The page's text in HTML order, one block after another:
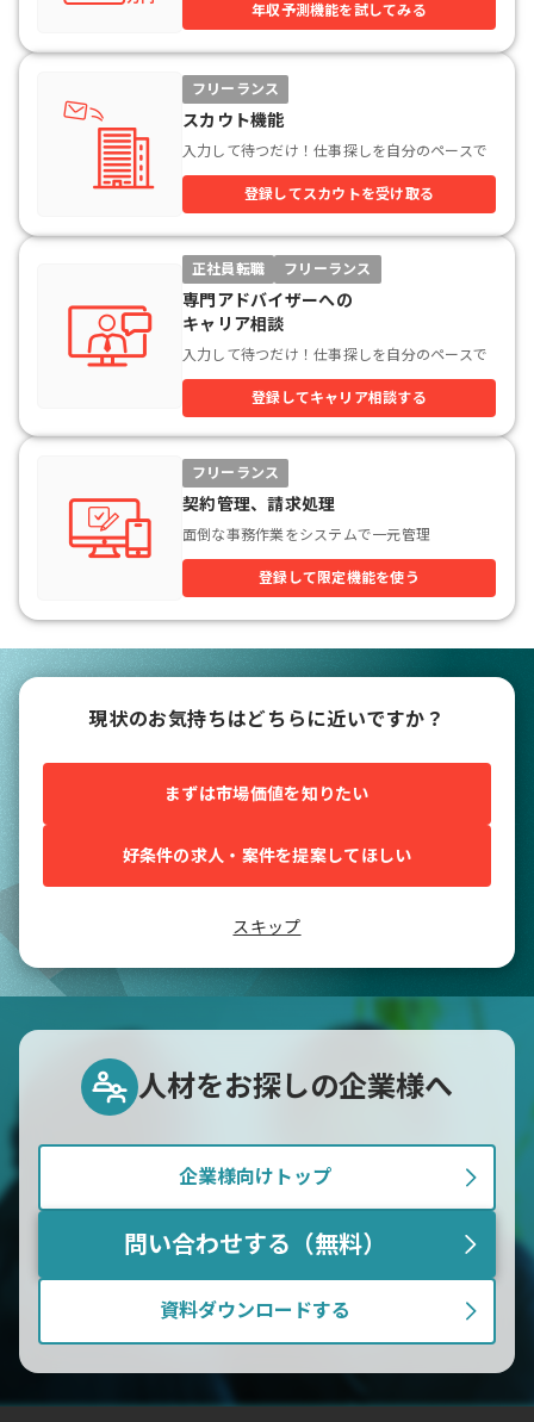
年収予測機能を試してみる
フリーランス
スカウト機能
入力して待つだけ！仕事探しを自分のペースで
登録してスカウトを受け取る
正社員転職 フリーランス
専門アドバイザーへの
キャリア相談
入力して待つだけ！仕事探しを自分のペースで
登録してキャリア相談する
フリーランス
契約管理、請求処理
面倒な事務作業をシステムで一元管理
登録して限定機能を使う
現状のお気持ちはどちらに近いですか？
まずは市場価値を知りたい
好条件の求人・案件を提案してほしい
スキップ
人材をお探しの企業様へ
企業様向けトップ
問い合わせする（無料）
資料ダウンロードする